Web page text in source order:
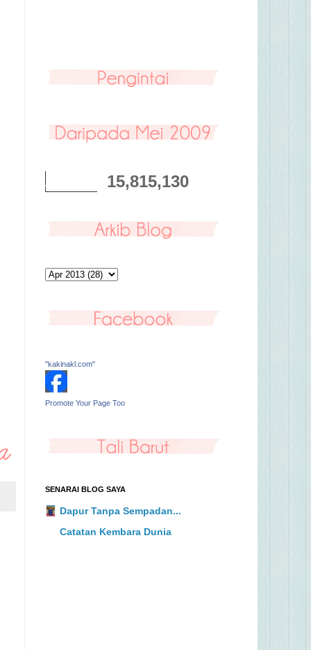
15,815,130
"kakinakl.com"
Promote Your Page Too
SENARAI BLOG SAYA
Dapur Tanpa Sempadan...
Catatan Kembara Dunia